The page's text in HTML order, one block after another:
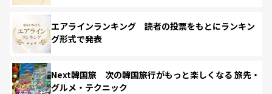
エアラインランキング 読者の投票をもとにランキン
グ形式で発表
Next韓国旅 次の韓国旅行がもっと楽しくなる 旅先・
グルメ・テクニック